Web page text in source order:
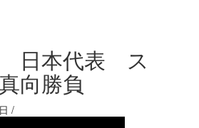
日本代表 ス
向勝負
/